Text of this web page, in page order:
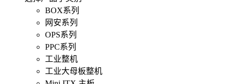
BOX系列
网安系列
OPS系列
PPC系列
工业整机
工业大母板整机